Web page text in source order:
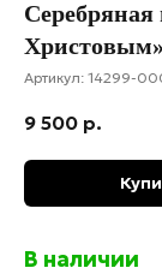
Артикул: 14299-
9 500 р.
В наличии